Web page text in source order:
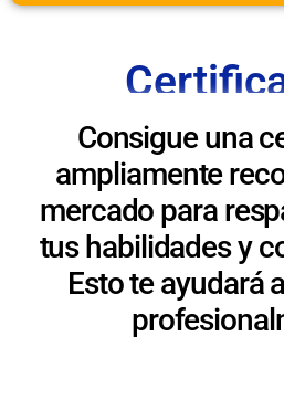
Consigue una
ampliamente
mercado para
tus habilidades y
Esto te ayudará